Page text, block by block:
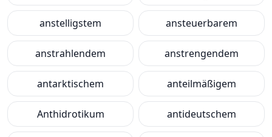
anstelligstem ansteuerbarem
anstrahlendem anstrengendem
antarktischem anteilmäßigem
Anthidrotikum antideutschem